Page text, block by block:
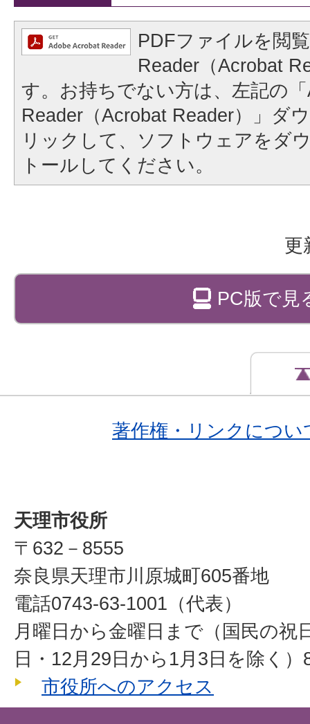
PDFファイルを閲
Reader（Acrobat
す。お持ちでない方は、左記の
Reader（Acrobat Reader）」ダ
リックして、ソフトウェアをダ
トールしてください。
更
PC版で見
著作権・リンクについ
天理市役所
〒632－8555
奈良県天理市川原城町605番地
電話0743-63-1001（代表）
月曜日から金曜日まで（国民の祝
日・12月29日から1月3日を除く
市役所へのアクセス